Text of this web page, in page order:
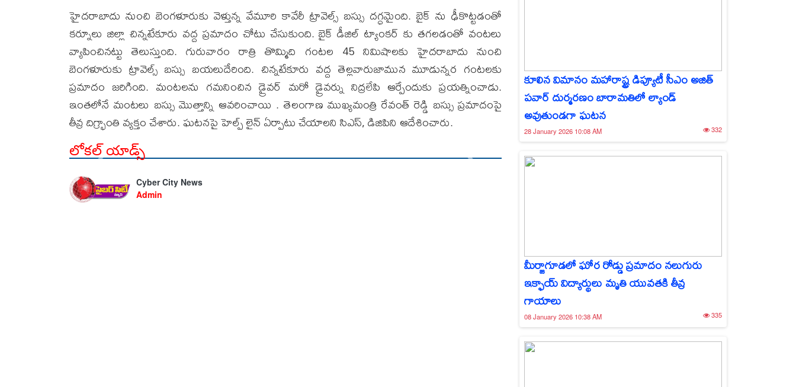
హైదరాబాదు నుంచి బెంగళూరుకు వెళ్తున్న వేమూరి కావేరీ ట్రావెల్స్ బస్సు దగ్ధమైంది. బైక్ ను ఢీకొట్టడంతో
కర్నూలు జిల్లా చిన్నటేకూరు వద్ద ప్రమాదం చోటు చేసుకుంది. బైక్ డీజిల్ ట్యాంకర్ కు తగలడంతో వంటలు
వ్యాపించినట్టు తెలుస్తుంది. గురువారం రాత్రి తొమ్మిది గంటల 45 నిమిషాలకు హైదరాబాదు నుంచి
బెంగళూరుకు ట్రావెల్స్ బస్సు బయలుదేరింది. చిన్నటేకూరు వద్ద తెల్లవారుజామున మూడున్నర గంటలకు
ప్రమాదం జరిగింది. మంటలను గమనించిన డ్రైవర్ మరో డ్రైవర్ను నిద్రలేపి ఆర్పేందుకు ప్రయత్నించాడు.
ఇంతలోనే మంటలు బస్సు మొత్తాన్ని ఆవరించాయి . తెలంగాణ ముఖ్యమంత్రి రేవంత్ రెడ్డి బస్సు ప్రమాదంపై
తీవ్ర దిగ్భ్రాంతి వ్యక్తం చేశారు. ఘటనపై హెల్ప్ లైన్ ఏర్పాటు చేయాలని సిఎస్, డిజిపిని ఆదేశించారు.
లోకల్ యాడ్స్
Cyber City News
Admin
కూలిన విమానం మహారాష్ట్ర డిప్యూటీ సీఎం అజిత్
పవార్ దుర్మరణం బారామతిలో ల్యాండ్
అవుతుండగా ఘటన
28 January 2026 10:08 AM 332
మీర్జాగూడలో ఘోర రోడ్డు ప్రమాదం నలుగురు
ఇక్ఫాయ్ విద్యార్థులు మృతి యువతకి తీవ్ర
గాయాలు
08 January 2026 10:38 AM 335